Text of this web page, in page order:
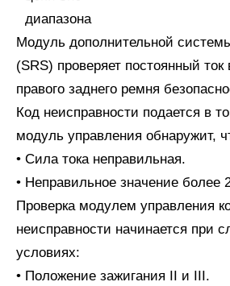
Модуль дополнительной
(SRS) проверяет постоянный ток
правого заднего ремня
Код неисправности подается в
модуль управления обнаружит,
• Сила тока неправильная.
• Неправильное значение более
Проверка модулем управления
неисправности начинается при
условиях:
• Положение зажигания II и III.